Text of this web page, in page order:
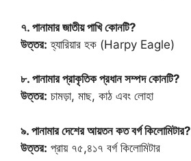
৭. পানামার জাতীয় পাখি কোনটি?
উত্তর: হ্যারিয়ার হক (Harpy Eagle)
৮. পানামার প্রাকৃতিক প্রধান সম্পদ কোনটি?
উত্তর: চামড়া, মাছ, কাঠ এবং লোহা
৯. পানামার দেশের আয়তন কত বর্গ কিলোমিটার?
উত্তর: প্রায় ৭৫,৪১৭ বর্গ কিলোমিটার